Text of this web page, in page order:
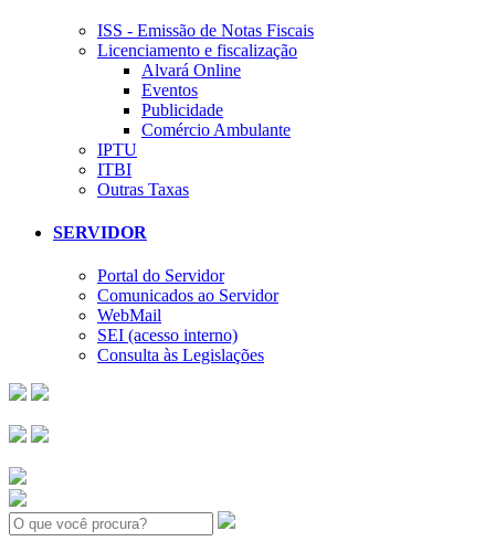
ISS - Emissão de Notas Fiscais
Licenciamento e fiscalização
Alvará Online
Eventos
Publicidade
Comércio Ambulante
IPTU
ITBI
Outras Taxas
SERVIDOR
Portal do Servidor
Comunicados ao Servidor
WebMail
SEI (acesso interno)
Consulta às Legislações
Search: